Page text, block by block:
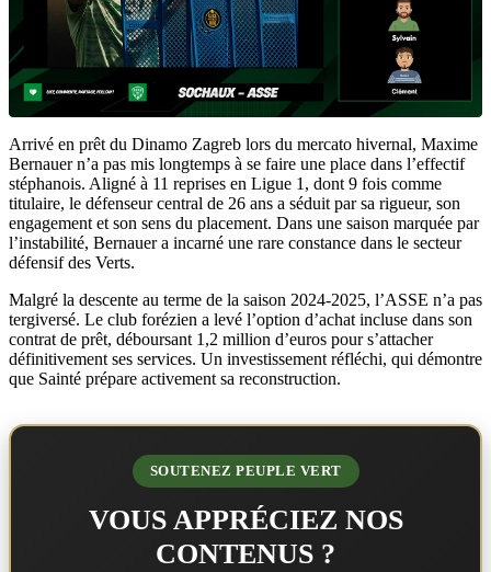
Arrivé en prêt du Dinamo Zagreb lors du mercato hivernal, Maxime
Bernauer n’a pas mis longtemps à se faire une place dans l’effectif
stéphanois. Aligné à 11 reprises en Ligue 1, dont 9 fois comme
titulaire, le défenseur central de 26 ans a séduit par sa rigueur, son
engagement et son sens du placement. Dans une saison marquée par
l’instabilité, Bernauer a incarné une rare constance dans le secteur
défensif des Verts.
Malgré la descente au terme de la saison 2024-2025, l’ASSE n’a pas
tergiversé. Le club forézien a levé l’option d’achat incluse dans son
contrat de prêt, déboursant 1,2 million d’euros pour s’attacher
définitivement ses services. Un investissement réfléchi, qui démontre
que Sainté prépare activement sa reconstruction.
SOUTENEZ PEUPLE VERT
VOUS APPRÉCIEZ NOS
CONTENUS ?